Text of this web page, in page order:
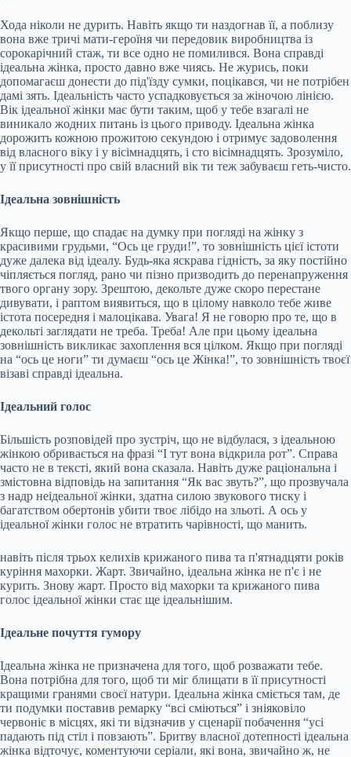
Хода ніколи не дурить. Навіть якщо ти наздогнав її, а поблизу
вона вже тричі мати-героїня чи передовик виробництва із
сорокарічний стаж, ти все одно не помилився. Вона справді
ідеальна жінка, просто давно вже чиясь. Не журись, поки
допомагаєш донести до під'їзду сумки, поцікався, чи не потрібен
дамі зять. Ідеальність часто успадковується за жіночою лінією.
Вік ідеальної жінки має бути таким, щоб у тебе взагалі не
виникало жодних питань із цього приводу. Ідеальна жінка
дорожить кожною прожитою секундою і отримує задоволення
від власного віку і у вісімнадцять, і сто вісімнадцять. Зрозуміло,
у її присутності про свій власний вік ти теж забуваєш геть-чисто.
Ідеальна зовнішність
Якщо перше, що спадає на думку при погляді на жінку з
красивими грудьми, “Ось це груди!”, то зовнішність цієї істоти
дуже далека від ідеалу. Будь-яка яскрава гідність, за яку постійно
чіпляється погляд, рано чи пізно призводить до перенапруження
твого органу зору. Зрештою, декольте дуже скоро перестане
дивувати, і раптом виявиться, що в цілому навколо тебе живе
істота посередня і малоцікава. Увага! Я не говорю про те, що в
декольті заглядати не треба. Треба! Але при цьому ідеальна
зовнішність викликає захоплення вся цілком. Якщо при погляді
на “ось це ноги” ти думаєш “ось це Жінка!”, то зовнішність твоєї
візаві справді ідеальна.
Ідеальний голос
Більшість розповідей про зустріч, що не відбулася, з ідеальною
жінкою обривається на фразі “І тут вона відкрила рот”. Справа
часто не в тексті, який вона сказала. Навіть дуже раціональна і
змістовна відповідь на запитання “Як вас звуть?”, що прозвучала
з надр неідеальної жінки, здатна силою звукового тиску і
багатством обертонів убити твоє лібідо на зльоті. А ось у
ідеальної жінки голос не втратить чарівності, що манить.
навіть після трьох келихів крижаного пива та п'ятнадцяти років
куріння махорки. Жарт. Звичайно, ідеальна жінка не п'є і не
курить. Знову жарт. Просто від махорки та крижаного пива
голос ідеальної жінки стає ще ідеальнішим.
Ідеальне почуття гумору
Ідеальна жінка не призначена для того, щоб розважати тебе.
Вона потрібна для того, щоб ти міг блищати в її присутності
кращими гранями своєї натури. Ідеальна жінка сміється там, де
ти подумки поставив ремарку “всі сміються” і зніяковіло
червоніє в місцях, які ти відзначив у сценарії побачення “усі
падають під стіл і повзають”. Бритву власної дотепності ідеальна
жінка відточує, коментуючи серіали, які вона, звичайно ж, не